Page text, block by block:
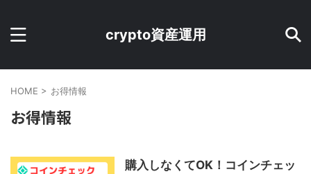
crypto資産運用
HOME > お得情報
お得情報
購入しなくてOK！コインチェッ